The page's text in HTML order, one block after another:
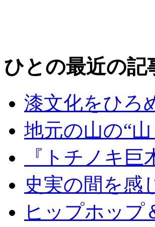
ひとの最近の記
漆文化をひろ
地元の山の“
『トチノキ
史実の間を感
ヒップホップ